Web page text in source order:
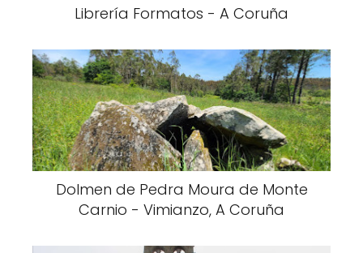
Librería Formatos - A Coruña
Dolmen de Pedra Moura de Monte
Carnio - Vimianzo, A Coruña